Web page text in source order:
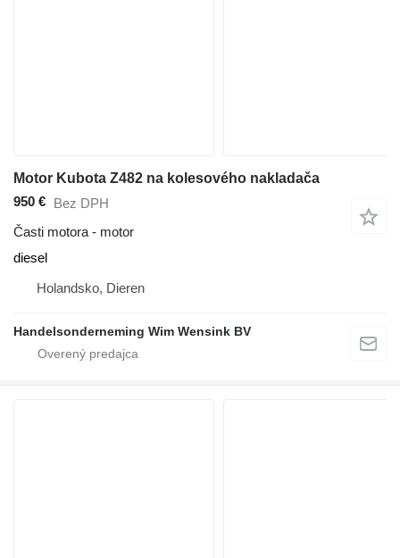
Motor Kubota Z482 na kolesového nakladača
950 € Bez DPH
Časti motora - motor
diesel
Holandsko, Dieren
Handelsonderneming Wim Wensink BV